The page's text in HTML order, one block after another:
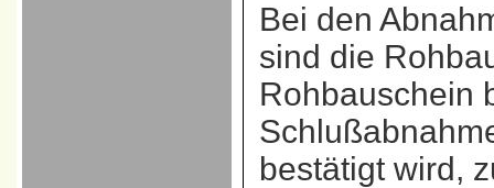
Bei den
sind die
Rohbauschein
bestätigt wird,